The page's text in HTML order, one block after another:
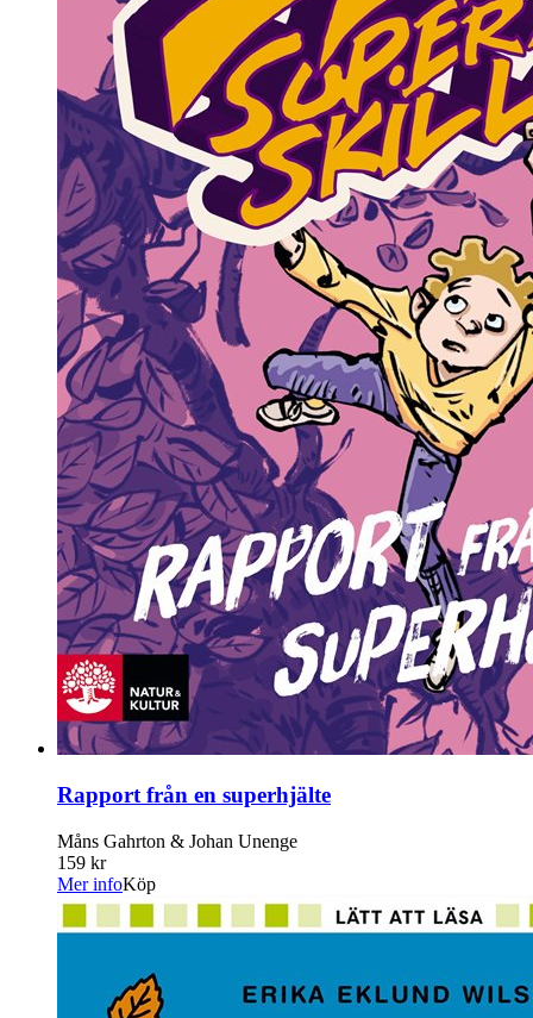
Rapport från en superhjälte
Måns Gahrton & Johan Unenge
159 kr
Mer infoKöp